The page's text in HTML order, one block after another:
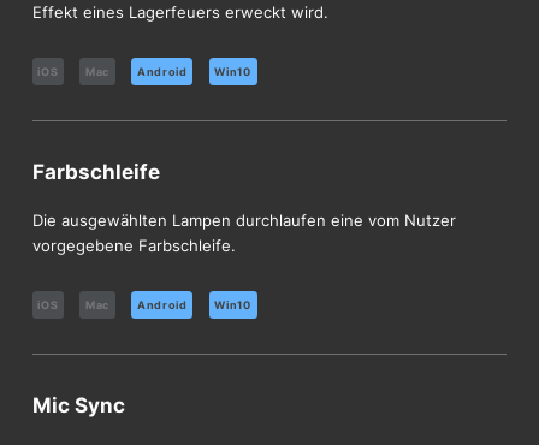
Effekt eines Lagerfeuers erweckt wird.
iOS Mac Android Win10
Farbschleife
Die ausgewählten Lampen durchlaufen eine vom Nutzer
vorgegebene Farbschleife.
iOS Mac Android Win10
Mic Sync